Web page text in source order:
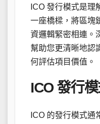
ICO 發行模式是理
一座橋樑，將區塊
資邏輯緊密相連。
幫助您更清晰地認
何評估項目價值。
ICO 發行
ICO 的發行模式通